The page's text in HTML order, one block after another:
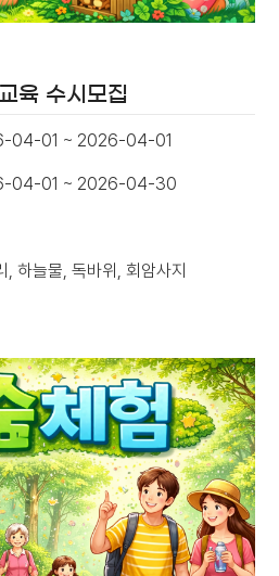
육 수시모집
04-01 ~ 2026-04-01
04-01 ~ 2026-04-30
, 하늘물, 독바위, 회암사지